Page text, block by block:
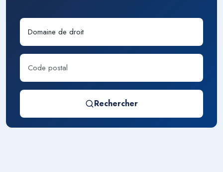
Rechercher